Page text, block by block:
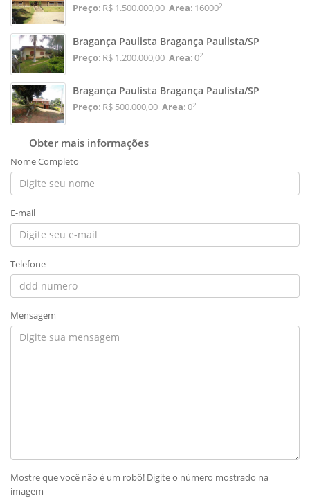
Preço: R$ 1.500.000,00 Area: 160002
Bragança Paulista Bragança Paulista/SP
Preço: R$ 1.200.000,00 Area: 02
Bragança Paulista Bragança Paulista/SP
Preço: R$ 500.000,00 Area: 02
Obter mais informações
Nome Completo
E-mail
Telefone
Mensagem
Mostre que você não é um robô! Digite o número mostrado na
imagem